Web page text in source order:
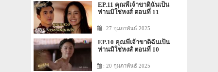
EP.11 คุณพี่เจ้าขาดิฉันเป็น
ห่านมิใช่หงส์ ตอนที่ 11
: 27 กุมภาพันธ์ 2025
EP.10 คุณพี่เจ้าขาดิฉันเป็น
ห่านมิใช่หงส์ ตอนที่ 10
: 20 กุมภาพันธ์ 2025